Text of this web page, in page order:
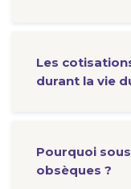
Les
durant la vie
Pourquoi
obsèques ?